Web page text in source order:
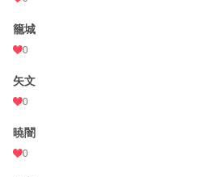
籠城
0
矢文
0
暁闇
0